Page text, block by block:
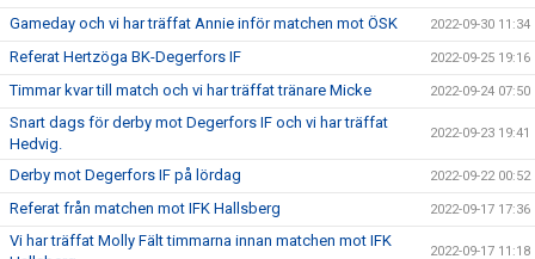
Gameday och vi har träffat Annie inför matchen mot ÖSK 2022-09-30 11:34
Referat Hertzöga BK-Degerfors IF 2022-09-25 19:16
Timmar kvar till match och vi har träffat tränare Micke 2022-09-24 07:50
Snart dags för derby mot Degerfors IF och vi har träffat
Hedvig.
2022-09-23 19:41
Derby mot Degerfors IF på lördag 2022-09-22 00:52
Referat från matchen mot IFK Hallsberg 2022-09-17 17:36
Vi har träffat Molly Fält timmarna innan matchen mot IFK
2022-09-17 11:18